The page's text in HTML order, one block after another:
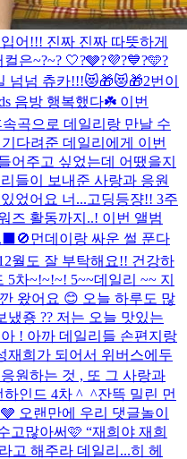
어!!! 진짜 진짜 따뜻하게
은~?~? 🤍?🩶?💜?💙?🩵?
넘넘 츄카!!!😻🎁😻🎁2번이
음방 행복했다☘️ 이번
곡으로 데일리랑 만날 수
다려준 데일리에게 이번
어주고 싶었는데 어땠을지
들이 보내준 사랑과 응원
었어요 너...고딩등쟝!! 3주
즈 활동까지..! 이번 앨범
먼데이랑 싸운 썰 푼다
월도 잘 부탁해요!! 건강하
5차~!~!~! 5~~데일리 ~~ 지
왔어요 😊 오늘 하루도 많
냈죵 ?? 저는 오늘 맛있는
! 아까 데일리들 손편지랑
재희가 되어서 위버스에두
원하는 것 , 또 그 사랑과
하인드 4차 ^_^잔뜩 밀린 먼
오랜만에 우리 댓글놀이
고많아써🩷 “재희야 재희
고 해주라 데일리...히 헤